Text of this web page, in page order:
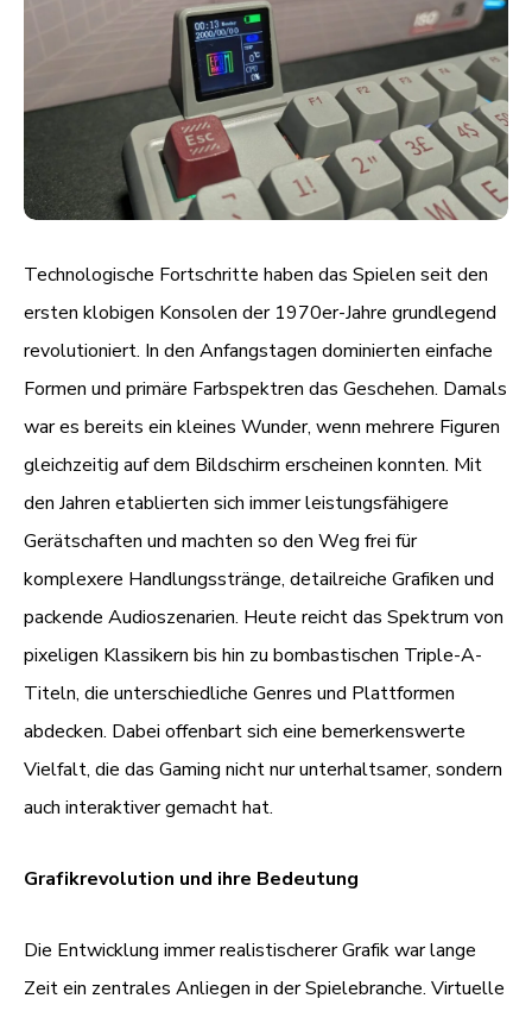
Technologische Fortschritte haben das Spielen seit den
ersten klobigen Konsolen der 1970er-Jahre grundlegend
revolutioniert. In den Anfangstagen dominierten einfache
Formen und primäre Farbspektren das Geschehen. Damals
war es bereits ein kleines Wunder, wenn mehrere Figuren
gleichzeitig auf dem Bildschirm erscheinen konnten. Mit
den Jahren etablierten sich immer leistungsfähigere
Gerätschaften und machten so den Weg frei für
komplexere Handlungsstränge, detailreiche Grafiken und
packende Audioszenarien. Heute reicht das Spektrum von
pixeligen Klassikern bis hin zu bombastischen Triple-A-
Titeln, die unterschiedliche Genres und Plattformen
abdecken. Dabei offenbart sich eine bemerkenswerte
Vielfalt, die das Gaming nicht nur unterhaltsamer, sondern
auch interaktiver gemacht hat.
Grafikrevolution und ihre Bedeutung
Die Entwicklung immer realistischerer Grafik war lange
Zeit ein zentrales Anliegen in der Spielebranche. Virtuelle